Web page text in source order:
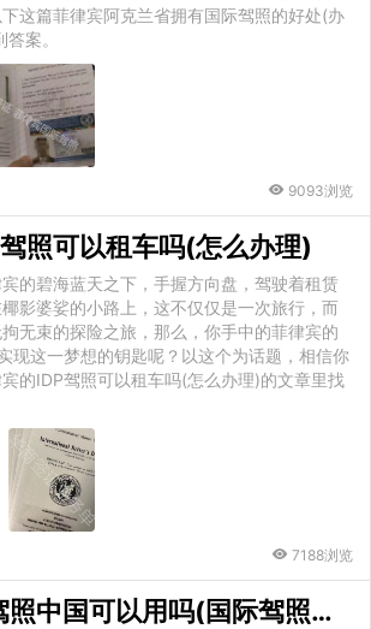
这篇菲律宾阿克兰省拥有国际驾照的好处(办
案。
9093浏览
照可以租车吗(怎么办理)
的碧海蓝天之下，手握方向盘，驾驶着租赁
影婆娑的小路上，这不仅仅是一次旅行，而
无束的探险之旅，那么，你手中的菲律宾的
现这一梦想的钥匙呢？以这个为话题，相信你
的IDP驾照可以租车吗(怎么办理)的文章里找
7188浏览
菲律宾国际驾照中国可以用吗(国际驾照怎么办理)